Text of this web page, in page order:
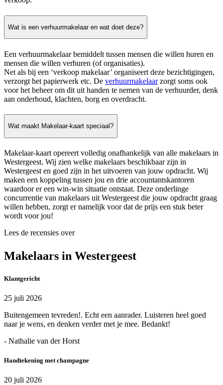
Wat is een verhuurmakelaar en wat doet deze?
Een verhuurmakelaar bemiddelt tussen mensen die willen huren en
mensen die willen verhuren (of organisaties).
Net als bij een ‘verkoop makelaar’ organiseert deze bezichtigingen,
verzorgt het papierwerk etc. De verhuurmakelaarzorgt soms ook
voor het beheer om dit uit handen te nemen van de verhuurder, denk
aan onderhoud, klachten, borg en overdracht.
Wat maakt Makelaar-kaart speciaal?
Makelaar-kaart opereert volledig onafhankelijk van alle makelaars in
Westergeest. Wij zien welke makelaars beschikbaar zijn in
Westergeest en goed zijn in het uitvoeren van jouw opdracht. Wij
maken een koppeling tussen jou en drie accountantskantoren
waardoor er een win-win situatie ontstaat. Deze onderlinge
concurrentie van makelaars uit Westergeest die jouw opdracht graag
willen hebben, zorgt er namelijk voor dat de prijs een stuk beter
wordt voor jou!
Lees de recensies over
Makelaars in Westergeest
Klantgericht
25 juli 2026
Buitengemeen tevreden!. Echt een aanrader. Luisteren heel goed
naar je wens, en denken verder met je mee. Bedankt!
- Nathalie van der Horst
Handtekening met champagne
20 juli 2026